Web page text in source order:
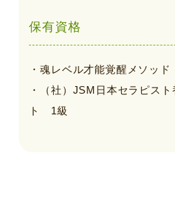
保有資格
・魂レベル才能覚醒メソッ
・（社）JSM日本セラピス
ト 1級